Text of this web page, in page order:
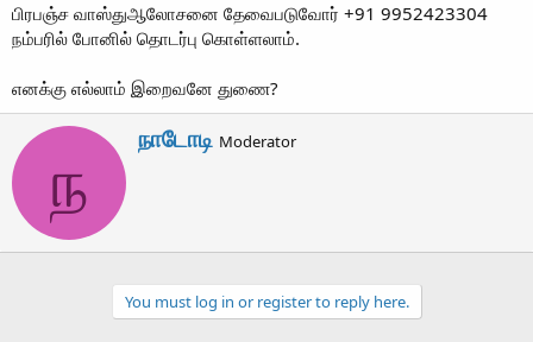
பிரபஞ்ச வாஸ்துஆலோசனை தேவைபடுவோர் +91 9952423304
நம்பரில் போனில் தொடர்பு கொள்ளலாம்.
எனக்கு எல்லாம் இறைவனே துணை?
ந
W
r
b
y
நாடோடி Moderator
You must log in or register to reply here.